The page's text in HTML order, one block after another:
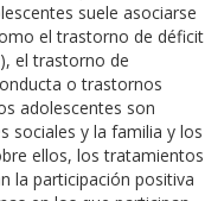
suele asociarse
el trastorno de déficit
el trastorno de
o trastornos
adolescentes son
sociales y la familia y los
ellos, los tratamientos
la participación positiva